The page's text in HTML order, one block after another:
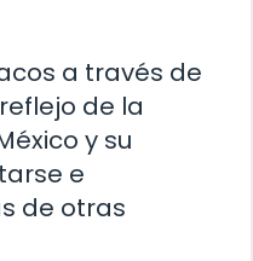
a través de
de la
y su
e
de otras